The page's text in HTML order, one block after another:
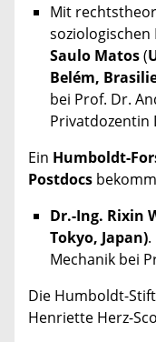
Mit
soziologischen
Saulo Matos(
Belém,
bei Prof. Dr.
Privatdozentin
Ein Humboldt-
Postdocs
Dr.-Ing. Rixin
Tokyo, Japan)
Mechanik bei
Die Humboldt-
Henriette Herz-